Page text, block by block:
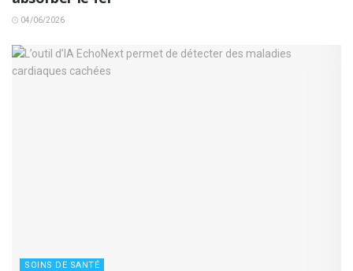
04/06/2026
SOINS DE SANTÉ